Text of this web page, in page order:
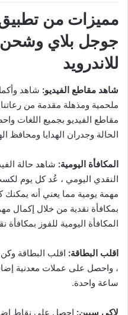
مميزات من
جوجل بلاي وشحن
للاندرويد
شاهد مقاطع الفيديو: شاهد
ملحمية ومذهلة مقدمة من
مقاطع الفيديو بجميع اللغات
الحالة وجدران الهدايا ومحافظ
المكافأة اليومية: شاهد حالة
النقدي اليومي ، عُد كل يوم
مهمة يومية مما يعني أنه
بمكافأة نقدية من خلال إكمال
المكافأة اليومية للفوز بمكافأة
اقلب البطاقة: اقلب البطاقة
ساعة واحدة.
لاكي سبين: